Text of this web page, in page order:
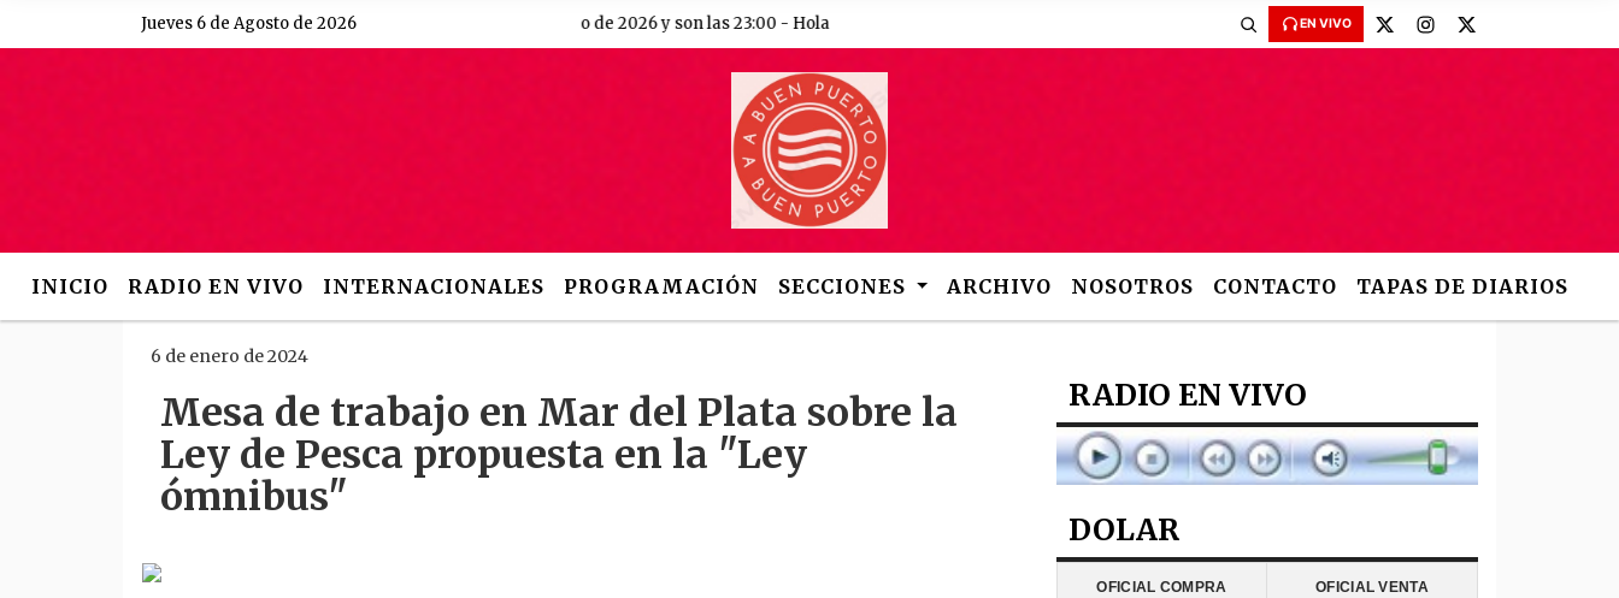
Jueves 6 de Agosto de 2026Hoy es Jueves 6 de Agosto de 2026 y son las 23:00 - Hola EN VIVO
INICIO RADIO EN VIVO INTERNACIONALES PROGRAMACIÓN SECCIONES ARCHIVO NOSOTROS CONTACTO TAPAS DE DIARIOS
6 de enero de 2024
Mesa de trabajo en Mar del Plata sobre la
Ley de Pesca propuesta en la "Ley
ómnibus"
RADIO EN VIVO
DOLAR
OFICIAL COMPRA OFICIAL VENTA